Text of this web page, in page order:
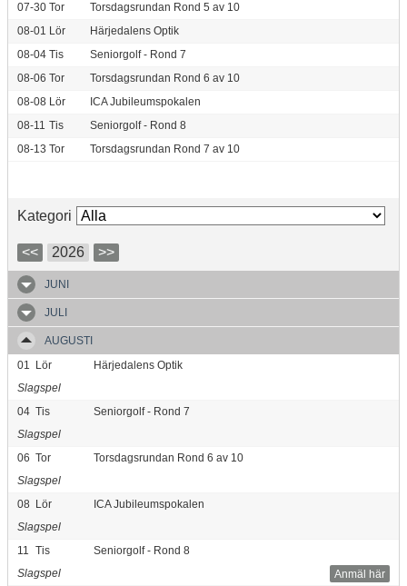
07-30 Tor
Torsdagsrundan Rond 5 av 10
08-01 Lör
Härjedalens Optik
08-04 Tis
Seniorgolf - Rond 7
08-06 Tor
Torsdagsrundan Rond 6 av 10
08-08 Lör
ICA Jubileumspokalen
08-11 Tis
Seniorgolf - Rond 8
08-13 Tor Torsdagsrundan Rond 7 av 10
Kategori
<< 2026 >>
JUNI
JULI
AUGUSTI
01
Lör
Härjedalens Optik
Slagspel
04 Tis
Seniorgolf - Rond 7
Slagspel
06 Tor
Torsdagsrundan Rond 6 av 10
Slagspel
08
Lör
ICA Jubileumspokalen
Slagspel
11 Tis
Seniorgolf - Rond 8
Anmäl här
Slagspel